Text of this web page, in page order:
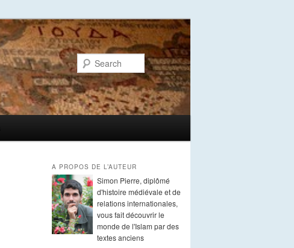
Search
A PROPOS DE L’AUTEUR
Simon Pierre, diplômé
d'histoire médiévale et de
relations internationales,
vous fait découvrir le
monde de l'Islam par des
textes anciens